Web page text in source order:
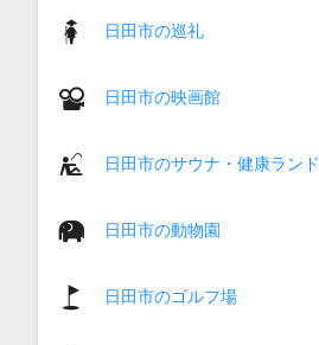
日田市の巡礼
日田市の映画館
日田市のサウナ・健康ランド
日田市の動物園
日田市のゴルフ場